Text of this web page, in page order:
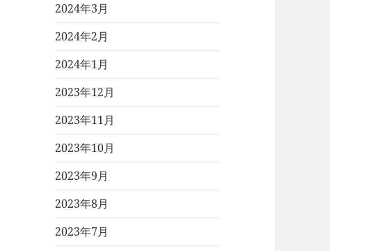
2024年3月
2024年2月
2024年1月
2023年12月
2023年11月
2023年10月
2023年9月
2023年8月
2023年7月